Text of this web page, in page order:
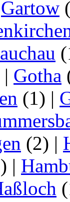
Gartow
| Gotha
(1) |
(2) |
|